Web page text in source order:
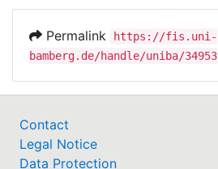
Permalink
https://fis.uni-
bamberg.de/handle/uniba/34953
Contact
Legal Notice
Data Protection